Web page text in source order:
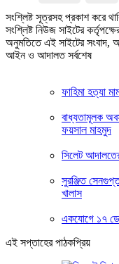
সংশ্লিষ্ট সূত্রসহ প্রকাশ করে
সংশ্লিষ্ট নিউজ সাইটের
অনুমতিতে এই সাইটের সংবাদ,
আইন ও আদালত সর্বশেষ
ফাহিমা হত্যা
বাধ্যতামূলক
ফয়সাল মাহমুদ
সিলেট
সুরঞ্জিত
খালাস
একযোগে ১৭
এই সপ্তাহের পাঠকপ্রিয়